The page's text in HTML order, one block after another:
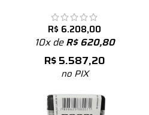
R$ 6.208,00
10x deR$620,80
R$5.587,20
no PIX